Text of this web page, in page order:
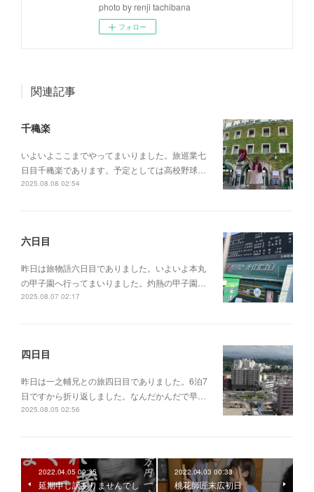
photo by renji tachibana
フォロー
関連記事
千穐楽
いよいよここまでやってまいりました。旅巡業七
日目千穐楽であります。予定としては高校野球…
2025.08.08 02:54
六日目
昨日は旅物語六日目でありました。いよいよ本丸
の甲子園へ行ってまいりました。灼熱の甲子園…
2025.08.07 02:17
四日目
昨日は一之輔兄との旅四日目でありました。6泊7
日ですから折り返しました。なんだかんだで早…
2025.08.05 02:56
2022.04.05 09:35
延期申し訳ありませんでし
2022.04.03 00:33
桃花師匠末広初日